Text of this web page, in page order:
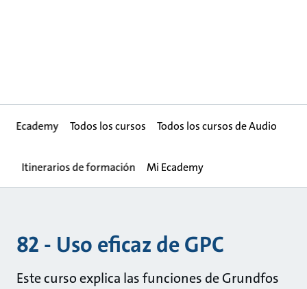
Ecademy Todos los cursos Todos los cursos de Audio
Itinerarios de formación Mi Ecademy
82 - Uso eficaz de GPC
Este curso explica las funciones de Grundfos